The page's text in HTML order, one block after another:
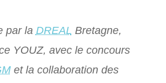
par la DREAL Bretagne,
YOUZ, avec le concours
et la collaboration des